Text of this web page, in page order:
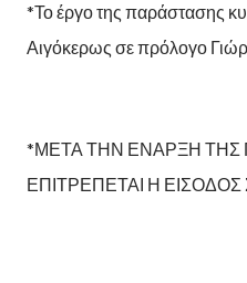
*Το έργο της παράστασης
Αιγόκερως σε πρόλογο
*ΜΕΤΑ ΤΗΝ ΕΝΑΡΞΗ ΤΗΣ
ΕΠΙΤΡΕΠΕΤΑΙ Η